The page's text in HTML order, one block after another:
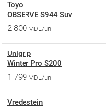
Toyo
OBSERVE S944 Suv
2 800 MDL/un
Unigrip
Winter Pro S200
1 799 MDL/un
Vredestein